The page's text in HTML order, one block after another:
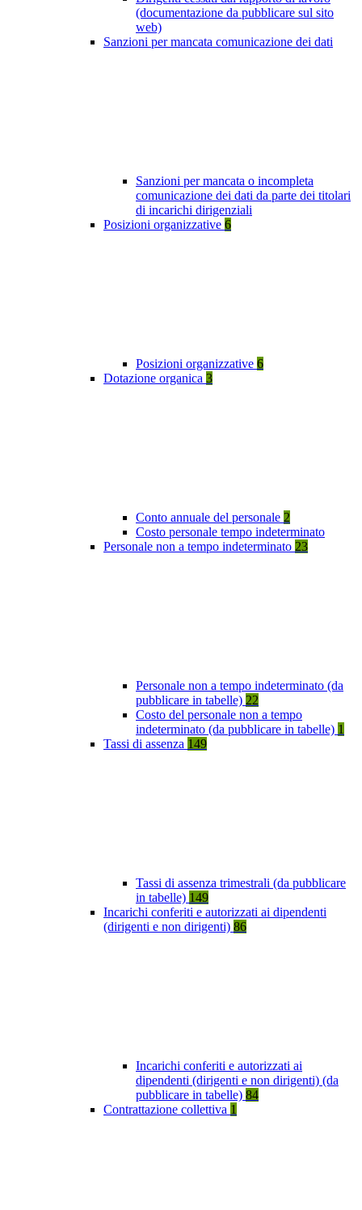
(documentazione da pubblicare sul sito
web)
Sanzioni per mancata comunicazione dei dati
Sanzioni per mancata o incompleta
comunicazione dei dati da parte dei titolari
di incarichi dirigenziali
Posizioni organizzative 6
Posizioni organizzative 6
Dotazione organica 3
Conto annuale del personale 2
Costo personale tempo indeterminato
Personale non a tempo indeterminato 23
Personale non a tempo indeterminato (da
pubblicare in tabelle) 22
Costo del personale non a tempo
indeterminato (da pubblicare in tabelle) 1
Tassi di assenza 149
Tassi di assenza trimestrali (da pubblicare
in tabelle) 149
Incarichi conferiti e autorizzati ai dipendenti
(dirigenti e non dirigenti) 86
Incarichi conferiti e autorizzati ai
dipendenti (dirigenti e non dirigenti) (da
pubblicare in tabelle) 84
Contrattazione collettiva 1